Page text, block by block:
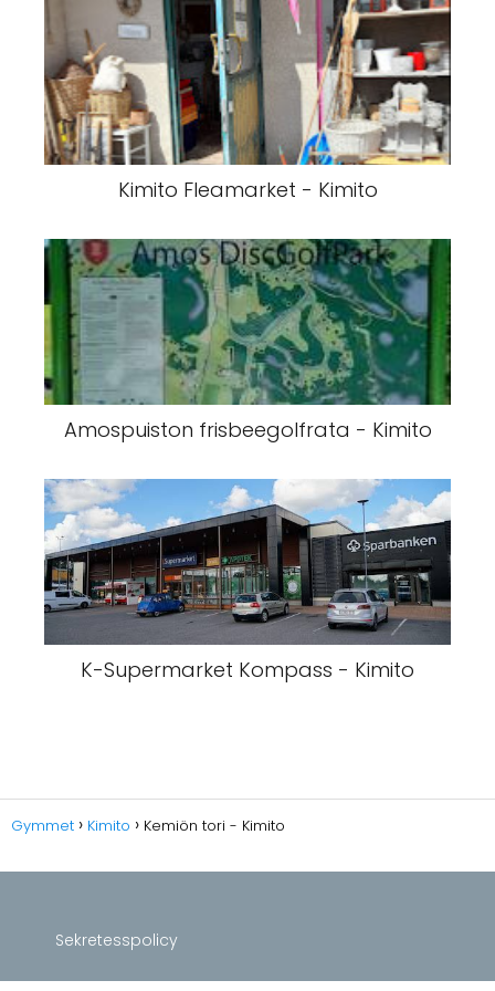
Kimito Fleamarket - Kimito
Amospuiston frisbeegolfrata - Kimito
K-Supermarket Kompass - Kimito
Gymmet Kimito Kemiön tori - Kimito
Sekretesspolicy